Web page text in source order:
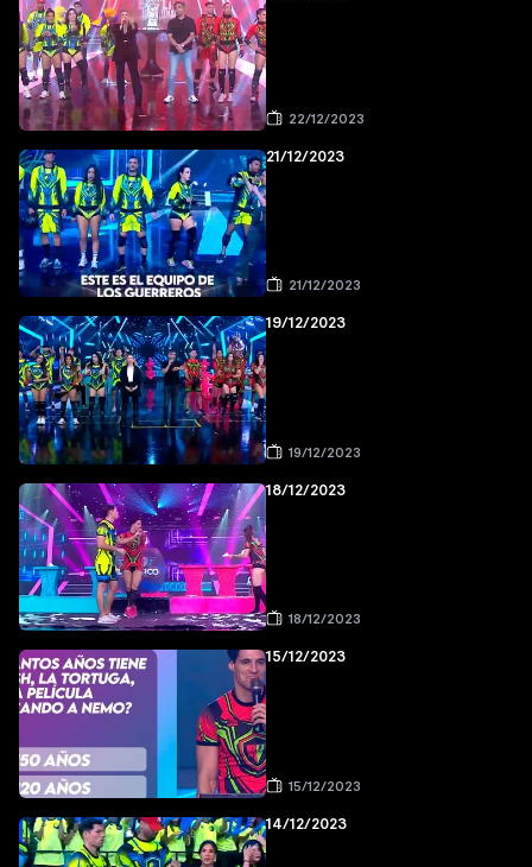
22/12/2023
21/12/2023
21/12/2023
19/12/2023
19/12/2023
18/12/2023
18/12/2023
15/12/2023
15/12/2023
14/12/2023